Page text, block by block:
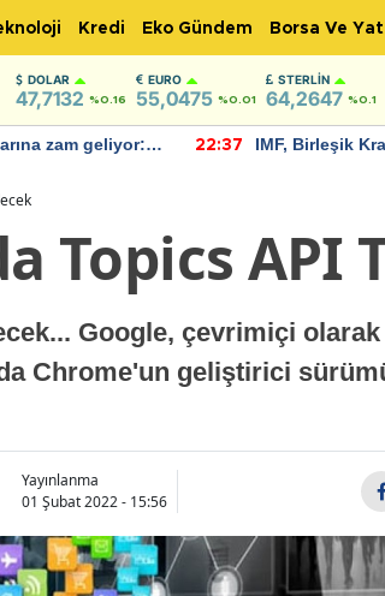
Kredi Eko Gündem Borsa Ve
DOLAR
47,7132 %0.16
EURO
55,0475 %0.01
STERLIN
64,2647 %0.1
zam geliyor:
22:37
IMF, Birleşik
Topics API
Google, çevrimiçi
Chrome'un geliştirici
Yayınlanma
01 Şubat 2022 - 15:56